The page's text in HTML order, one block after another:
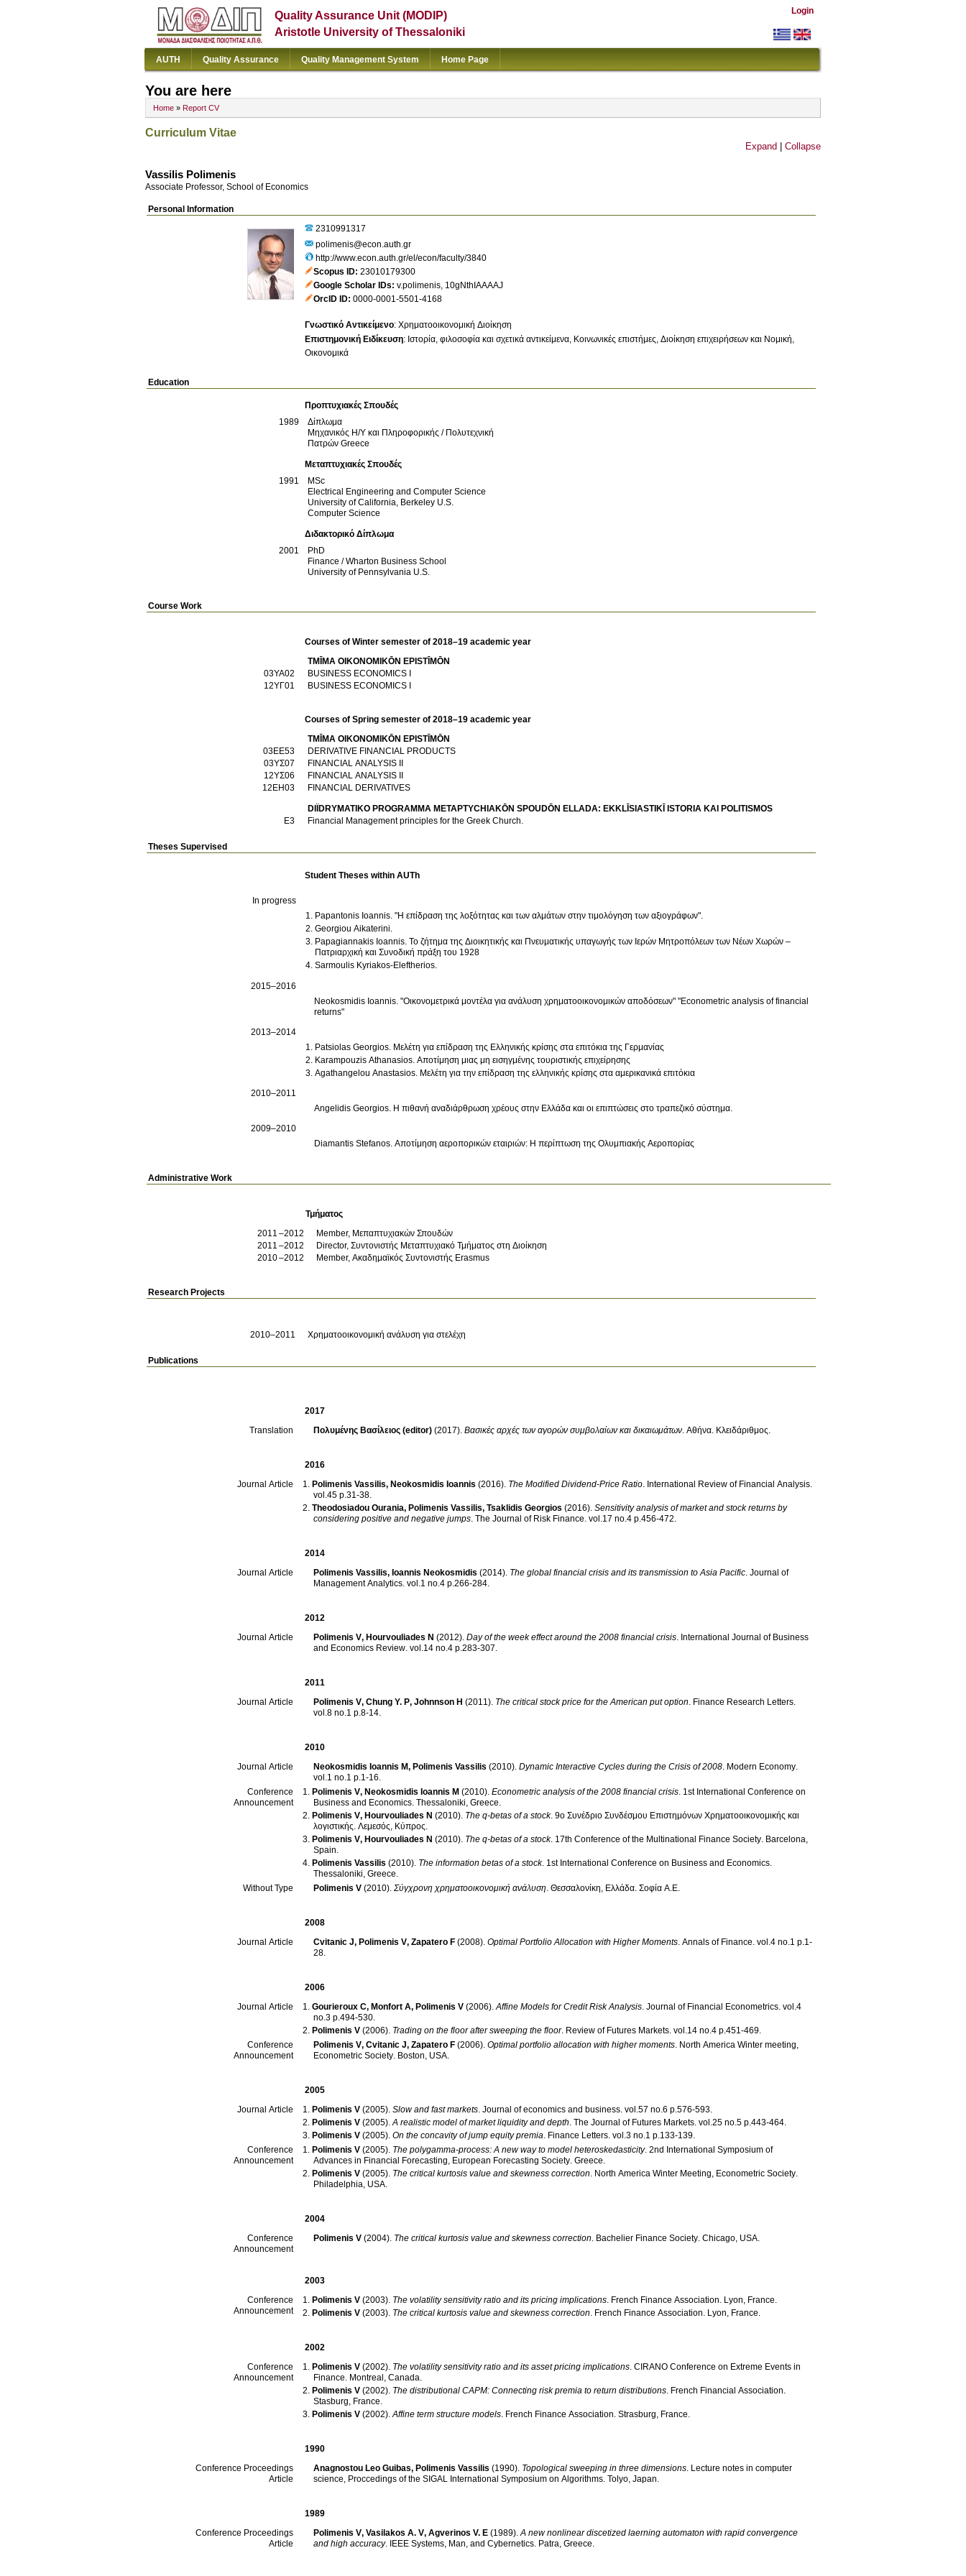
Quality Assurance Unit (MODIP)
Aristotle University of Thessaloniki
Login
AUTH Quality Assurance Quality Management System Home Page
You are here
Home » Report CV
Curriculum Vitae
Expand Collapse
Vassilis Polimenis
Associate Professor, School of Economics
Personal Information
2310991317
polimenis@econ.auth.gr
http://www.econ.auth.gr/el/econ/faculty/3840
Scopus ID 23010179300
Google Scholar IDs v.polimenis, 10gNthIAAAAJ
OrcID ID 0000-0001-5501-4168
Γνωστικό Αντικείμενο: Χρηματοοικονομική Διοίκηση
Επιστημονική Ειδίκευση: Ιστορία, φιλοσοφία και σχετικά αντικείμενα Κοινωνικές επιστήμες, Διοίκηση επιχειρήσεων και Νομική
Οικονομικά
Education
Προπτυχιακές Σπουδές
1989
Δίπλωμα
Μηχανικός Η/Υ και Πληροφορικής / Πολυτεχνική
Πατρών Greece
Μεταπτυχιακές Σπουδές
1991
MSc
Electrical Engineering and Computer Science
University of California, Berkeley U.S.
Computer Science
Διδακτορικό Δίπλωμα
2001
PhD
Finance / Wharton Business School
University of Pennsylvania U.S.
Course Work
Courses of Winter semester of 2018–19 academic year
TMĪMA OIKONOMIKŌN EPISTĪMŌN
03ΥΑ02
BUSINESS ECONOMICS I
12ΥΓ01
BUSINESS ECONOMICS I
Courses of Spring semester of 2018–19 academic year
TMĪMA OIKONOMIKŌN EPISTĪMŌN
03ΕΕ53
DERIVATIVE FINANCIAL PRODUCTS
03ΥΣ07
FINANCIAL ANALYSIS II
12ΥΣ06
FINANCIAL ANALYSIS II
12ΕΗ03
FINANCIAL DERIVATIVES
DIÏDRYMATIKO PROGRAMMA METAPTYCΗIAKŌN SPOUDŌN ELLADA: EKKLĪSIASTIKĪ ISTORIA KAI POLITISMOS
Ε3
Financial Management principles for the Greek Church.
Theses Supervised
Student Theses within AUTh
In progress
Papantonis Ioannis. "Η επίδραση της λοξότητας και των αλμάτων στην τιμολόγηση των αξιογράφων".
Georgiou Aikaterini.
Papagiannakis Ioannis. Το ζήτημα της Διοικητικής και Πνευματικής υπαγωγής των Ιερών Μητροπόλεων των Νέων Χωρών –
Πατριαρχική και Συνοδική πράξη του 1928
Sarmoulis Kyriakos-Eleftherios.
2015–2016
Neokosmidis Ioannis. "Οικονομετρικά μοντέλα για ανάλυση χρηματοοικονομικών αποδόσεων" "Econometric analysis of financial
returns"
2013–2014
Patsiolas Georgios. Μελέτη για επίδραση της Ελληνικής κρίσης στα επιτόκια της Γερμανίας
Karampouzis Athanasios. Αποτίμηση μιας μη εισηγμένης τουριστικής επιχείρησης
Agathangelou Anastasios. Μελέτη για την επίδραση της ελληνικής κρίσης στα αμερικανικά επιτόκια
2010–2011
Angelidis Georgios. Η πιθανή αναδιάρθρωση χρέους στην Ελλάδα και οι επιπτώσεις στο τραπεζικό σύστημα.
2009–2010
Diamantis Stefanos. Αποτίμηση αεροπορικών εταιριών: Η περίπτωση της Ολυμπιακής Αεροπορίας
Administrative Work
Τμήματος
2011
2012
Member, Μεπαπτυχιακών Σπουδών
2011
2012
Director, Συντονιστής Μεταπτυχιακό Τμήματος στη Διοίκηση
2010
2012 Member, Ακαδημαϊκός Συντονιστής Erasmus
Research Projects
2010–2011 Χρηματοοικονομική ανάλυση για στελέχη
Publications
2017
Translation
Πολυμένης Βασίλειος (editor) (2017). Βασικές αρχές των αγορών συμβολαίων και δικαιωμάτων. Αθήνα. Κλειδάριθμος.
2016
Journal Article
Polimenis Vassilis, Neokosmidis Ioannis (2016). The Modified Dividend-Price Ratio. International Review of Financial Analysis.
vol.45 p.31-38.
Theodosiadou Ourania, Polimenis Vassilis, Tsaklidis Georgios (2016). Sensitivity analysis of market and stock returns by
considering positive and negative jumps. The Journal of Risk Finance. vol.17 no.4 p.456-472.
2014
Journal Article
Polimenis Vassilis, Ioannis Neokosmidis (2014). The global financial crisis and its transmission to Asia Pacific. Journal of
Management Analytics. vol.1 no.4 p.266-284.
2012
Journal Article
Polimenis V, Hourvouliades N (2012). Day of the week effect around the 2008 financial crisis. International Journal of Business
and Economics Review. vol.14 no.4 p.283-307.
2011
Journal Article
Polimenis V, Chung Y. P, Johnnson H (2011). The critical stock price for the American put option. Finance Research Letters.
vol.8 no.1 p.8-14.
2010
Journal Article
Neokosmidis Ioannis M, Polimenis Vassilis (2010). Dynamic Interactive Cycles during the Crisis of 2008. Modern Economy.
vol.1 no.1 p.1-16.
Conference
Announcement
Polimenis V, Neokosmidis Ioannis M (2010). Econometric analysis of the 2008 financial crisis. 1st International Conference on
Business and Economics. Thessaloniki, Greece.
Polimenis V, Hourvouliades N (2010). The q-betas of a stock. 9ο Συνέδριο Συνδέσμου Επιστημόνων Χρηματοοικονομικής και
λογιστικής. Λεμεσός, Κύπρος.
Polimenis V, Hourvouliades N (2010). The q-betas of a stock. 17th Conference of the Multinational Finance Society. Barcelona,
Spain.
Polimenis Vassilis (2010). The information betas of a stock. 1st International Conference on Business and Economics.
Thessaloniki, Greece.
Without Type
Polimenis V (2010). Σύγχρονη χρηματοοικονομική ανάλυση. Θεσσαλονίκη, Ελλάδα. Σοφία Α.Ε.
2008
Journal Article
Cvitanic J, Polimenis V, Zapatero F (2008). Optimal Portfolio Allocation with Higher Moments. Annals of Finance. vol.4 no.1 p.1-
28.
2006
Journal Article
Gourieroux C, Monfort A, Polimenis V (2006).Affine Models for Credit Risk Analysis. Journal of Financial Econometrics. vol.4
no.3 p.494-530.
Polimenis V (2006). Trading on the floor after sweeping the floor. Review of Futures Markets. vol.14 no.4 p.451-469.
Conference
Announcement
Polimenis V, Cvitanic J, Zapatero F (2006). Optimal portfolio allocation with higher moments. North America Winter meeting,
Econometric Society. Boston, USA.
2005
Journal Article
Polimenis V (2005). Slow and fast markets. Journal of economics and business. vol.57 no.6 p.576-593.
Polimenis V (2005).A realistic model of market liquidity and depth. The Journal of Futures Markets. vol.25 no.5 p.443-464.
Polimenis V (2005). On the concavity of jump equity premia. Finance Letters. vol.3 no.1 p.133-139.
Conference
Announcement
Polimenis V (2005). The polygamma-process: A new way to model heteroskedasticity. 2nd International Symposium of
Advances in Financial Forecasting, European Forecasting Society. Greece.
Polimenis V (2005). The critical kurtosis value and skewness correction. North America Winter Meeting, Econometric Society.
Philadelphia, USA.
2004
Conference
Announcement
Polimenis V (2004). The critical kurtosis value and skewness correction. Bachelier Finance Society. Chicago, USA.
2003
Conference
Announcement
Polimenis V (2003). The volatility sensitivity ratio and its pricing implications. French Finance Association. Lyon, France.
Polimenis V (2003). The critical kurtosis value and skewness correction. French Finance Association. Lyon, France.
2002
Conference
Announcement
Polimenis V (2002). The volatility sensitivity ratio and its asset pricing implications. CIRANO Conference on Extreme Events in
Finance. Montreal, Canada.
Polimenis V (2002). The distributional CAPM: Connecting risk premia to return distributions. French Financial Association.
Stasburg, France.
Polimenis V (2002).Affine term structure models. French Finance Association. Strasburg, France.
1990
Conference Proceedings
Article
Anagnostou Leo Guibas, Polimenis Vassilis (1990). Topological sweeping in three dimensions. Lecture notes in computer
science, Proccedings of the SIGAL International Symposium on Algorithms. Tolyo, Japan.
1989
Conference Proceedings
Article
Polimenis V, Vasilakos A. V, Agverinos V. E (1989).A new nonlinear discetized laerning automaton with rapid convergence
and high accuracy. IEEE Systems, Man, and Cybernetics. Patra, Greece.